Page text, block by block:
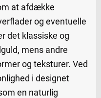
at afdække
og eventuelle
det klassiske og
mens andre
og teksturer. Ved
i designet
en naturlig